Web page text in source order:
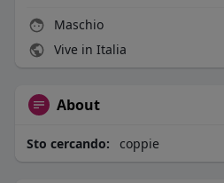
Maschio
Vive in Italia
About
Sto cercando: coppie